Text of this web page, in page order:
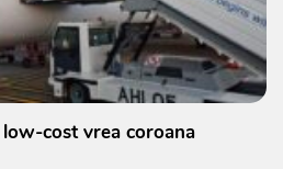
cost vrea coroana